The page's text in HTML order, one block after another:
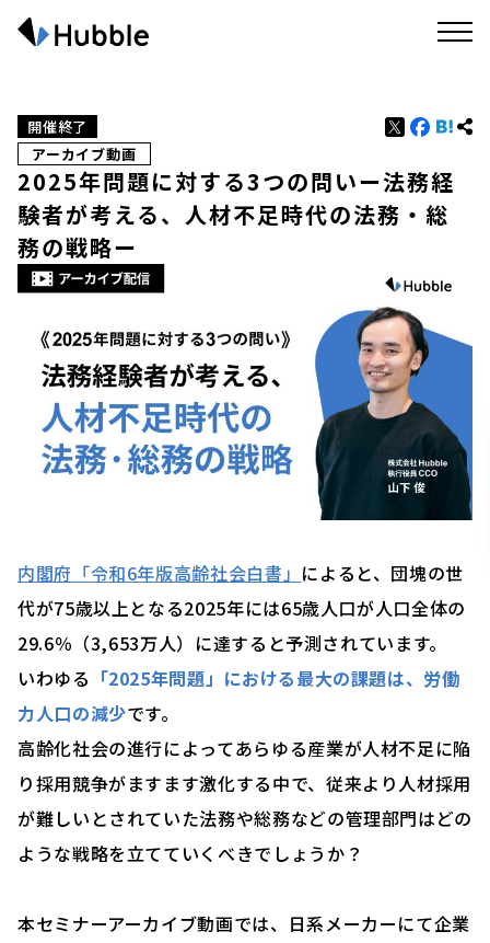
開催終了
アーカイブ動画
2025年問題に対する3つの問いー法務経
験者が考える、人材不足時代の法務・総
務の戦略ー
内閣府「令和6年版高齢社会白書」 によると、団塊の世
代が75歳以上となる2025年には65歳人口が人口全体の
29.6％（3,653万人）に達すると予測されています。
いわゆる 「2025年問題」における最大の課題は、労働
力人口の減少です。
高齢化社会の進行によってあらゆる産業が人材不足に陥
り採用競争がますます激化する中で、従来より人材採用
が難しいとされていた法務や総務などの管理部門はどの
ような戦略を立てていくべきでしょうか？
本セミナーアーカイブ動画では、日系メーカーにて企業